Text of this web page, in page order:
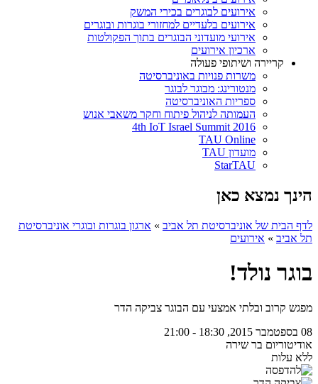
אירועים לבוגרים בכירי המשק
אירועים בלעדיים למחזורי בוגרות ובוגרים
אירועי מועדוני הבוגרים בתוך הפקולטות
ארכיון אירועים
קריירה ושיתופי פעולה
משרות פנויות באוניברסיטה
מנטורינג: מבוגר לבוגר
ספריות האוניברסיטה
העמותה לניהול פיתוח וחקר משאבי אנוש
4th IoT Israel Summit 2016
TAU Online
מועדון TAU
StarTAU
הינך נמצא כאן
לדף הבית של אוניברסיטת תל אביב » ארגון בוגרות ובוגרי אוניברסיטת
תל אביב » אירועים
בוגר נולד!
מפגש קרוב ובלתי אמצעי עם הבוגר צביקה הדר
08 בספטמבר 2015, 18:30 - 21:00
אודיטוריום בר שירה
ללא עלות